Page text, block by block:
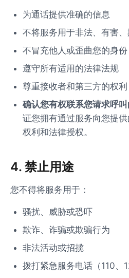
为通话提供准确的信息
不将服务用于非法、有害
不冒充他人或歪曲您的身份
遵守所有适用的法律法规
尊重接收者和第三方的权利
确认您有权联系您请求呼叫
证您拥有通过服务向您提
权利和法律授权。
4. 禁止用途
您不得将服务用于：
骚扰、威胁或恐吓
欺诈、诈骗或欺骗行为
非法活动或招揽
拨打紧急服务电话（110、